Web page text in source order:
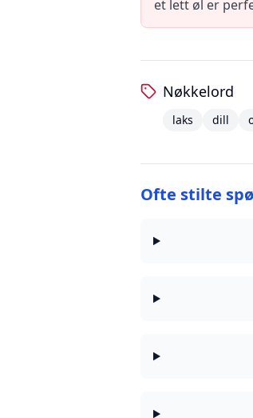
et lett øl er
Nøkkelord
laks dill
Ofte stilte